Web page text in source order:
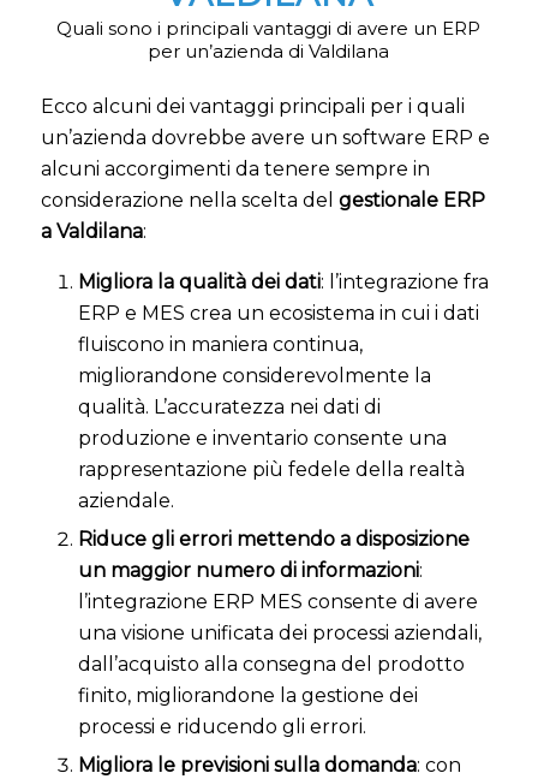
Quali sono i principali vantaggi di avere un ERP
per un’azienda di Valdilana
Ecco alcuni dei vantaggi principali per i quali
un’azienda dovrebbe avere un software ERP e
alcuni accorgimenti da tenere sempre in
considerazione nella scelta del gestionale ERP
a Valdilana:
Migliora la qualità dei dati: l’integrazione fra
ERP e MES crea un ecosistema in cui i dati
fluiscono in maniera continua,
migliorandone considerevolmente la
qualità. L’accuratezza nei dati di
produzione e inventario consente una
rappresentazione più fedele della realtà
aziendale.
Riduce gli errori mettendo a disposizione
un maggior numero di informazioni:
l’integrazione ERP MES consente di avere
una visione unificata dei processi aziendali,
dall’acquisto alla consegna del prodotto
finito, migliorandone la gestione dei
processi e riducendo gli errori.
Migliora le previsioni sulla domanda: con